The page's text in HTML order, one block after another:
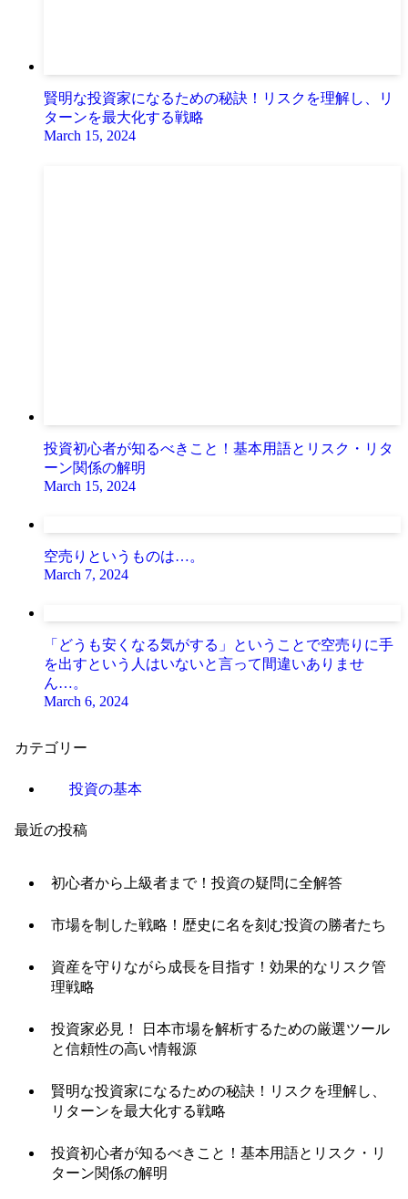
賢明な投資家になるための秘訣！リスクを理解し、リ
ターンを最大化する戦略
March 15, 2024
投資初心者が知るべきこと！基本用語とリスク・リタ
ーン関係の解明
March 15, 2024
空売りというものは…。
March 7, 2024
「どうも安くなる気がする」ということで空売りに手
を出すという人はいないと言って間違いありませ
ん…。
March 6, 2024
カテゴリー
投資の基本
最近の投稿
初心者から上級者まで！投資の疑問に全解答
市場を制した戦略！歴史に名を刻む投資の勝者たち
資産を守りながら成長を目指す！効果的なリスク管
理戦略
投資家必見！ 日本市場を解析するための厳選ツール
と信頼性の高い情報源
賢明な投資家になるための秘訣！リスクを理解し、
リターンを最大化する戦略
投資初心者が知るべきこと！基本用語とリスク・リ
ターン関係の解明